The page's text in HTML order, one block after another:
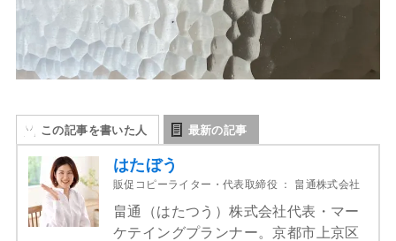
この記事を書いた人 最新の記事
はたぼう
販促コピーライター・代表取締役 ： 畠通株式会社
畠通（はたつう）株式会社代表・マー
ケテイングプランナー。京都市上京区